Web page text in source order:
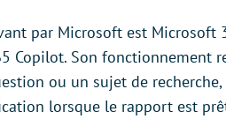
par Microsoft est Microsoft
Copilot. Son fonctionnement
ou un sujet de
lorsque le rapport est